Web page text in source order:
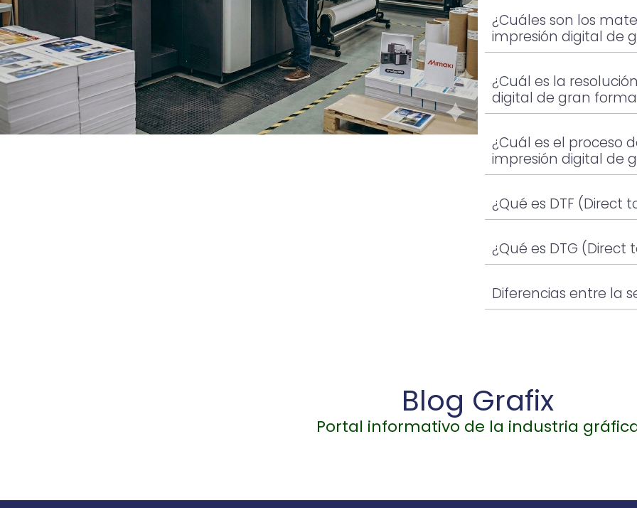
¿Cuáles son los
impresión digital de
¿Cuál es la
digital de gran
¿Cuál es el proceso
impresión digital de
¿Qué es DTF (Direct
¿Qué es DTG
Diferencias entre la
Blog Grafix
Portal informativo de la industria